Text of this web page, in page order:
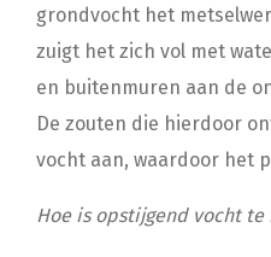
grondvocht het
zuigt het zich vol met
en buitenmuren aan de
De zouten die hierdoor
vocht aan, waardoor het
Hoe is opstijgend vocht te